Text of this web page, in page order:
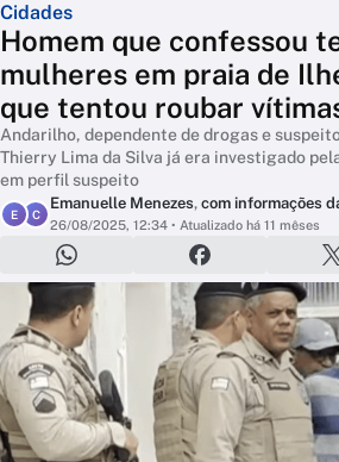
Cidades
Homem que confessou
mulheres em praia de
que tentou roubar
Andarilho, dependente de drogas e
Thierry Lima da Silva já era investigado
em perfil suspeito
E C
Emanuelle Menezes, com informações
26/08/2025, 12:34 • Atualizado há 11 mêses